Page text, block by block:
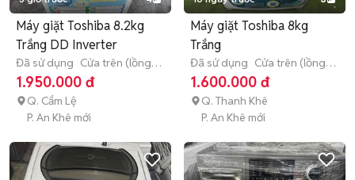
Máy giặt Toshiba 8.2kg
Trắng DD Inverter
Đã sử dụng Cửa trên (lồng
đứng)
8 - 8.9 kg
1.950.000 đ
Q. Cẩm Lệ
P. An Khê mới
Máy giặt Toshiba 8kg
Trắng
Đã sử dụng Cửa trên (lồng
đứng)
8 - 8.9 kg
1.600.000 đ
Q. Thanh Khê
P. An Khê mới